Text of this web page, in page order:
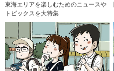
東海エリアを楽しむためのニュースや
トピックスを大特集